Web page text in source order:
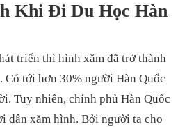
Khi Đi Du Học Hàn
triển thì hình xăm đã trở thành
tới hơn 30% người Hàn Quốc
Tuy nhiên, chính phủ Hàn Quốc
dân xăm hình. Bởi người ta cho